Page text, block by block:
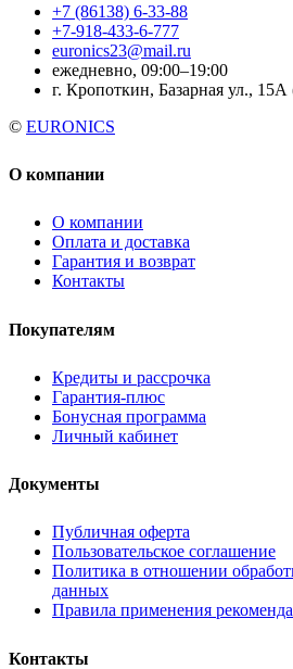
+7 (86138) 6-33-88
+7-918-433-6-777
euronics23@mail.ru
ежедневно, 09:00–19:00
г. Кропоткин, Базарная ул.,
© EURONICS
О компании
О компании
Оплата и доставка
Гарантия и возврат
Контакты
Покупателям
Кредиты и рассрочка
Гарантия-плюс
Бонусная программа
Личный кабинет
Документы
Публичная оферта
Пользовательское соглашение
Политика в отношении
данных
Правила применения
Контакты